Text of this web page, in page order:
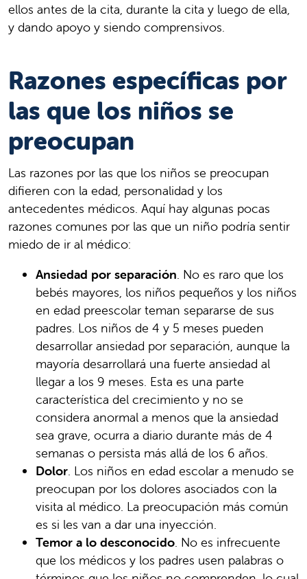
ellos antes de la cita, durante la cita y luego de ella,
y dando apoyo y siendo comprensivos.
Razones específicas por
las que los niños se
preocupan
Las razones por las que los niños se preocupan
difieren con la edad, personalidad y los
antecedentes médicos. Aquí hay algunas pocas
razones comunes por las que un niño podría sentir
miedo de ir al médico:
Ansiedad por separación. No es raro que los
bebés mayores, los niños pequeños y los niños
en edad preescolar teman separarse de sus
padres. Los niños de 4 y 5 meses pueden
desarrollar ansiedad por separación, aunque la
mayoría desarrollará una fuerte ansiedad al
llegar a los 9 meses. Esta es una parte
característica del crecimiento y no se
considera anormal a menos que la ansiedad
sea grave, ocurra a diario durante más de 4
semanas o persista más allá de los 6 años.
Dolor. Los niños en edad escolar a menudo se
preocupan por los dolores asociados con la
visita al médico. La preocupación más común
es si les van a dar una inyección.
Temor a lo desconocido. No es infrecuente
que los médicos y los padres usen palabras o